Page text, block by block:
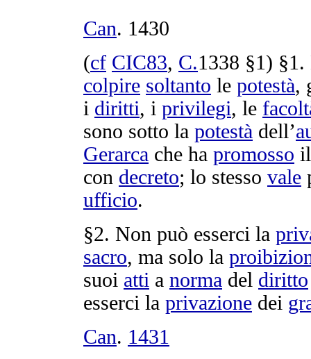
Can. 1430
(cf CIC83, C.1338 §1)
colpire soltanto le potestà,
i diritti, i privilegi, le
sono sotto la potestà dell’
Gerarca che ha promosso
con decreto; lo stesso vale
ufficio.
§2. Non può esserci la
sacro, ma solo la
suoi atti a norma del diritto
esserci la privazione dei
Can. 1431